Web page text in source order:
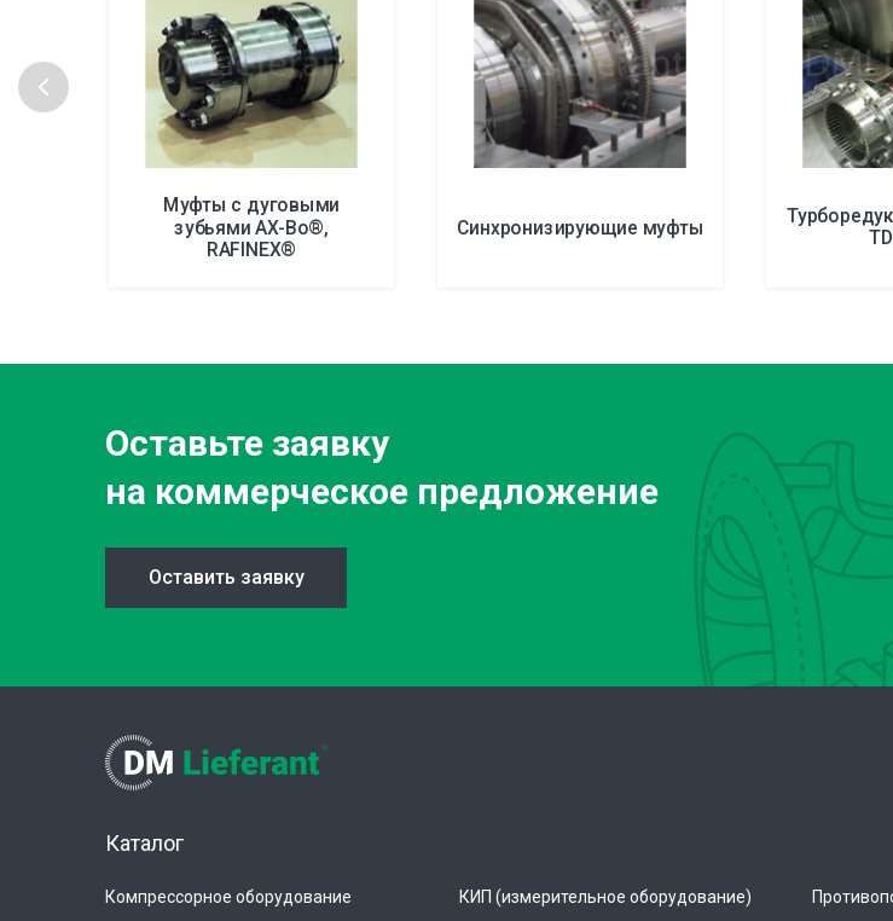
Муфты с дуговыми
зубьями AX-Bo®,
RAFINEX®
Синхронизирующие муфты
Оставьте заявку
на коммерческое предложение
Оставить заявку
Каталог
Компрессорное оборудование
КИП (измерительное оборудование)